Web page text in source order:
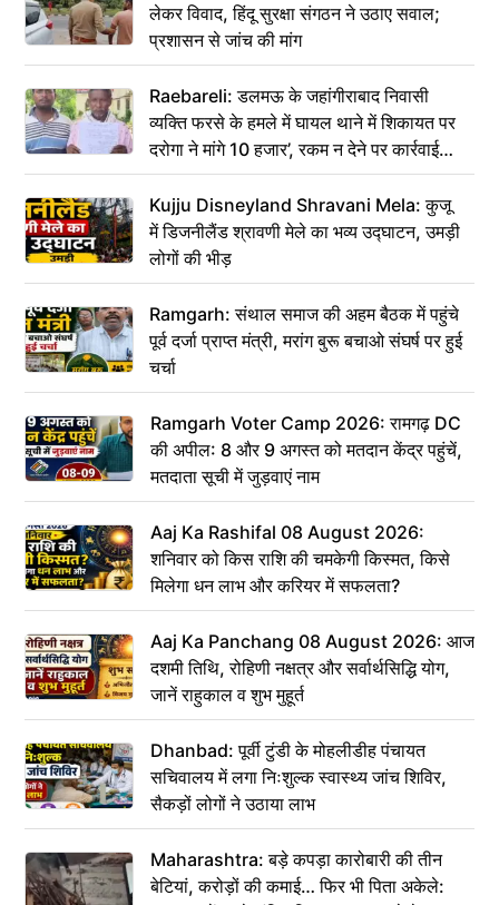
लेकर विवाद, हिंदू सुरक्षा संगठन ने उठाए सवाल;
प्रशासन से जांच की मांग
Raebareli: डलमऊ के जहांगीराबाद निवासी
व्यक्ति फरसे के हमले में घायल थाने में शिकायत पर
दरोगा ने मांगे 10 हजार’, रकम न देने पर कार्रवाई
ठंडी!
Kujju Disneyland Shravani Mela: कुजू
में डिजनीलैंड श्रावणी मेले का भव्य उद्घाटन, उमड़ी
लोगों की भीड़
Ramgarh: संथाल समाज की अहम बैठक में पहुंचे
पूर्व दर्जा प्राप्त मंत्री, मरांग बुरू बचाओ संघर्ष पर हुई
चर्चा
Ramgarh Voter Camp 2026: रामगढ़ DC
की अपील: 8 और 9 अगस्त को मतदान केंद्र पहुंचें,
मतदाता सूची में जुड़वाएं नाम
Aaj Ka Rashifal 08 August 2026:
शनिवार को किस राशि की चमकेगी किस्मत, किसे
मिलेगा धन लाभ और करियर में सफलता?
Aaj Ka Panchang 08 August 2026: आज
दशमी तिथि, रोहिणी नक्षत्र और सर्वार्थसिद्धि योग,
जानें राहुकाल व शुभ मुहूर्त
Dhanbad: पूर्वी टुंडी के मोहलीडीह पंचायत
सचिवालय में लगा निःशुल्क स्वास्थ्य जांच शिविर,
सैकड़ों लोगों ने उठाया लाभ
Maharashtra: बड़े कपड़ा कारोबारी की तीन
बेटियां, करोड़ों की कमाई… फिर भी पिता अकेले: